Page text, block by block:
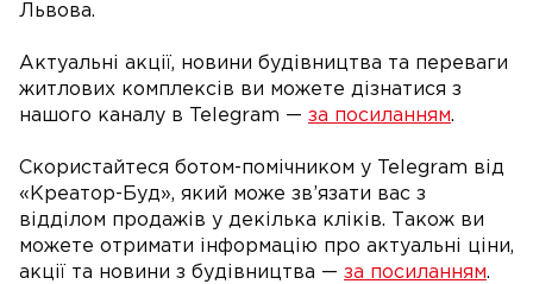
Львова.
Актуальні акції, новини будівництва та переваги
житлових комплексів ви можете дізнатися з
нашого каналу в Telegram — за посиланням.
Скористайтеся ботом-помічником у Telegram від
«Креатор-Буд», який може зв’язати вас з
відділом продажів у декілька кліків. Також ви
можете отримати інформацію про актуальні ціни,
акції та новини з будівництва — за посиланням.